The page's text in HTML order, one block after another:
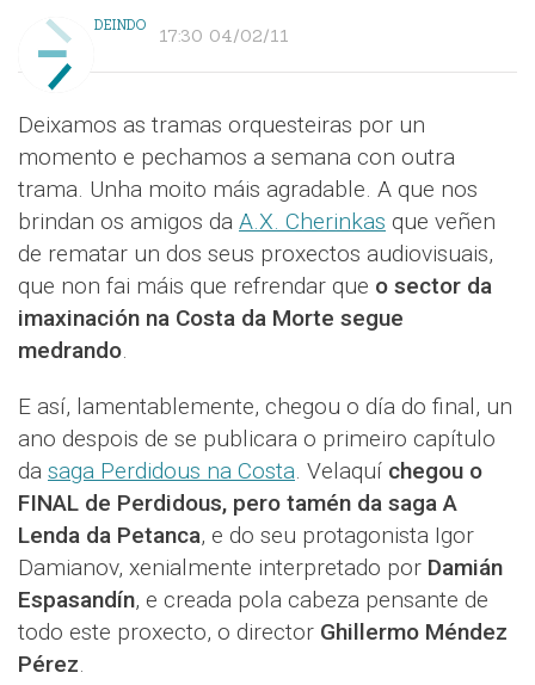
DEINDO 17:30 04/02/11
Deixamos as tramas orquesteiras por un
momento e pechamos a semana con outra
trama. Unha moito máis agradable. A que nos
brindan os amigos da A.X. Cherinkas que veñen
de rematar un dos seus proxectos audiovisuais,
que non fai máis que refrendar que o sector da
imaxinación na Costa da Morte segue
medrando.
E así, lamentablemente, chegou o día do final, un
ano despois de se publicara o primeiro capítulo
da saga Perdidous na Costa. Velaquí chegou o
FINAL de Perdidous, pero tamén da saga A
Lenda da Petanca, e do seu protagonista Igor
Damianov, xenialmente interpretado por Damián
Espasandín, e creada pola cabeza pensante de
todo este proxecto, o director Ghillermo Méndez
Pérez.